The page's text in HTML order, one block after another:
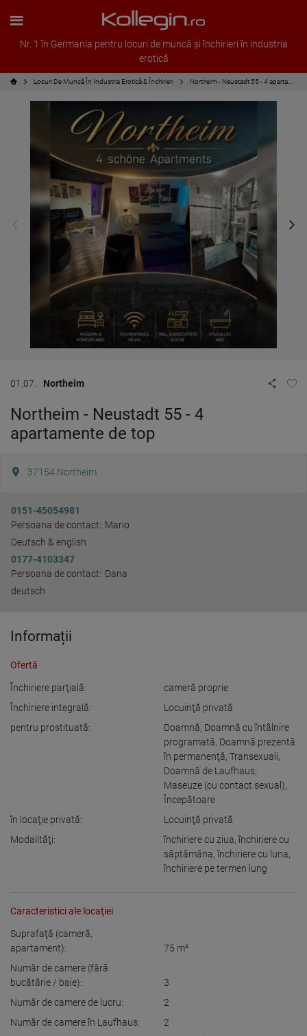
Nr. 1 în Germania pentru locuri de muncă și închirieri în industria
erotică
Locuri De Muncă În Industria Erotică & Închirieri
01.07. Northeim
Northeim - Neustadt 55 - 4
apartamente de top
37154 Northeim
0151-45054981
Persoana de contact: Mario
Deutsch & english
0177-4103347
Persoana de contact: Dana
deutsch
Informații
Ofertă
Închiriere parţială:
cameră proprie
Închiriere integrală:
Locuinţă privată
pentru prostituată:
Doamnă, Doamnă cu întâlnire
programată, Doamnă prezentă
în permanenţă, Transexuali,
Doamnă de Laufhaus,
Maseuze (cu contact sexual),
Începătoare
în locaţie privată:
Locuinţă privată
Modalităţi:
închiriere cu ziua,închiriere cu
săptămâna,închiriere cu luna,
închiriere pe termen lung
Caracteristici ale locaţiei
Suprafaţă (cameră,
apartament):
75 m²
Număr de camere (fără
bucătărie / baie):
3
Număr de camere de lucru:
2
Număr de camere în Laufhaus:
2